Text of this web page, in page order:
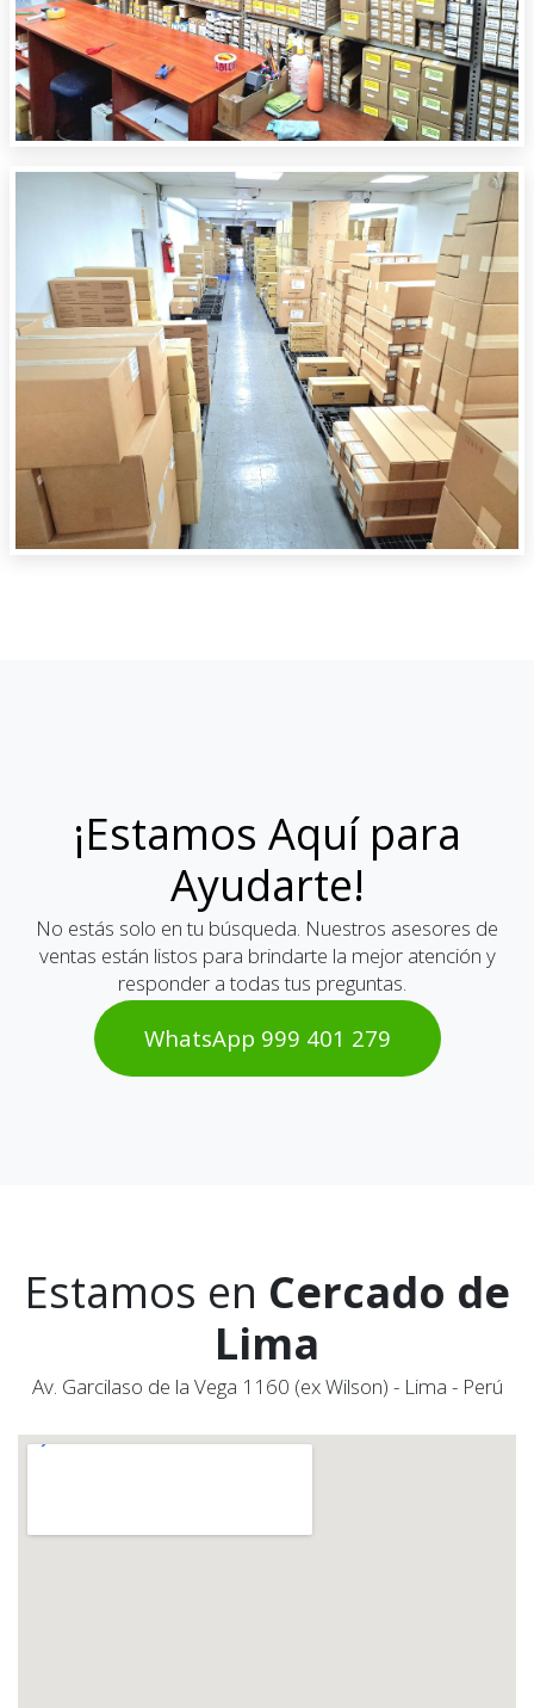
¡Estamos Aquí para
Ayudarte!
No estás solo en tu búsqueda. Nuestros asesores de
ventas están listos para brindarte la mejor atención y
responder a todas tus preguntas.
WhatsAp​​​​p 999 401 2​​79
Estamos en Cercado de
Lima
Av. Garcilaso de la Vega 1160 (ex Wilson) - Lima - Perú